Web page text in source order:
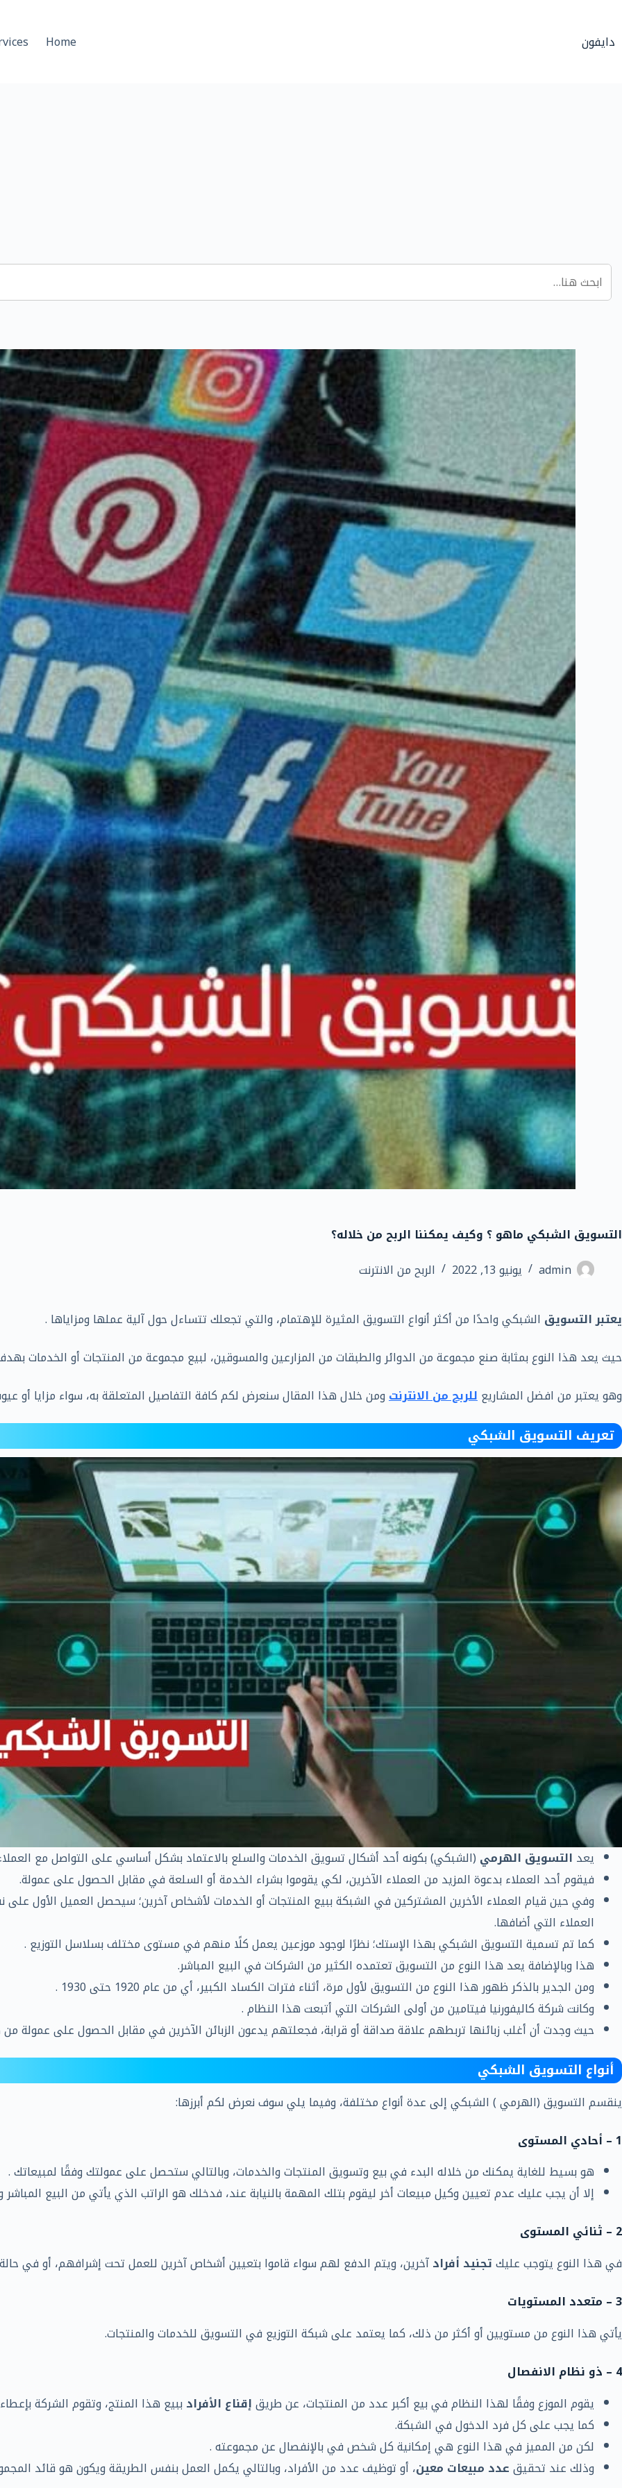
المحتوى
دايفون Home
التسويق الشبكي ماهو ؟ وكيف يمكننا الربح من خلاله؟
admin
يونيو 13, 2022 الربح من الانترنت
يعتبر التسويق الشبكي واحدًا من أكثر أنواع التسويق المثيرة للإهتمام، والتي تجعلك تتساءل حول آلية عملها ومزاياها .
حيث يعد هذا النوع بمثابة صنع مجموعة من الدوائر والطبقات من المزارعين والمسوقين، لبيع مجموعة من المنتجات أو الخدمات
وهو يعتبر من افضل المشاريعللربح من الانترنتومن خلال هذا المقال سنعرض لكم كافة التفاصيل المتعلقة به، سواء مزايا أو
تعريف التسويق الشبكي
يعد التسويق الهرمي (الشبكي) بكونه أحد أشكال تسويق الخدمات والسلع بالاعتماد بشكل أساسي على التواصل مع
فيقوم أحد العملاء بدعوة المزيد من العملاء الآخرين، لكي يقوموا بشراء الخدمة أو السلعة في مقابل الحصول على عمولة.
وفي حين قيام العملاء الأخرين المشتركين في الشبكة ببيع المنتجات أو الخدمات لأشخاص آخرين؛ سيحصل العميل الأول
العملاء التي أضافها.
كما تم تسمية التسويق الشبكي بهذا الإستك؛ نظرًا لوجود موزعين يعمل كلًا منهم في مستوى مختلف بسلاسل التوزيع .
هذا وبالإضافة يعد هذا النوع من التسويق تعتمده الكثير من الشركات في البيع المباشر.
ومن الجدير بالذكر ظهور هذا النوع من التسويق لأول مرة، أثناء فترات الكساد الكبير، أي من عام 1920 حتى 1930 .
وكانت شركة كاليفورنيا فيتامين من أولى الشركات التي أتبعت هذا النظام .
حيث وجدت أن أغلب زبائنها تربطهم علاقة صداقة أو قرابة، فجعلتهم يدعون الزبائن الآخرين في مقابل الحصول على عمولة
أنواع التسويق الشبكي
ينقسم التسويق (الهرمي ) الشبكي إلى عدة أنواع مختلفة، وفيما يلي سوف نعرض لكم أبرزها:
1 – أحادي المستوى
هو بسيط للغاية يمكنك من خلاله البدء في بيع وتسويق المنتجات والخدمات، وبالتالي ستحصل على عمولتك وفقًا لمبيعاتك .
إلا أن يجب عليك عدم تعيين وكيل مبيعات أخر ليقوم بتلك المهمة بالنيابة عند، فدخلك هو الراتب الذي يأتي من البيع
2 – ثنائي المستوى
في هذا النوع يتوجب عليكتجنيد أفرادآخرين، ويتم الدفع لهم سواء قاموا بتعيين أشخاص آخرين للعمل تحت إشرافهم، أو في حالة
3 – متعدد المستويات
يأتي هذا النوع من مستويين أو أكثر من ذلك، كما يعتمد على شبكة التوزيع في التسويق للخدمات والمنتجات.
4 – ذو نظام الانفصال
يقوم الموزع وفقًا لهذا النظام في بيع أكبر عدد من المنتجات، عن طريقإقناع الأفراد ببيع هذا المنتج، وتقوم الشركة
كما يجب على كل فرد الدخول في الشبكة.
لكن من المميز في هذا النوع هي إمكانية كل شخص في بالإنفصال عن مجموعته .
وذلك عند تحقيقعدد مبيعات معين، أو توظيف عدد من الأفراد، وبالتالي يكمل العمل بنفس الطريقة ويكون هو قائد